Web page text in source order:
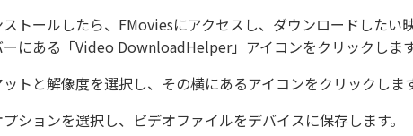
トールしたら、FMoviesにアクセスし、ダウンロードしたい
にある「Video DownloadHelper」アイコンをクリックします
トと解像度を選択し、その横にあるアイコンをクリックします
ションを選択し、ビデオファイルをデバイスに保存します。